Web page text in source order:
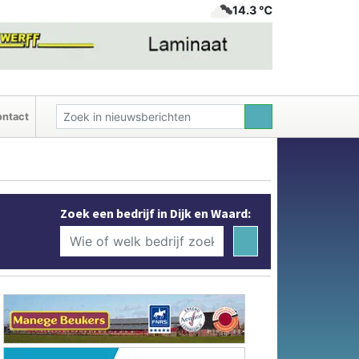
14.3 ℃
Zoek een bedrijf in Dijk en Waard: